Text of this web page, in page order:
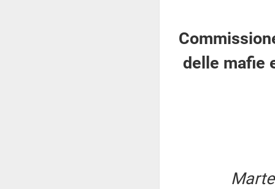
delle mafie